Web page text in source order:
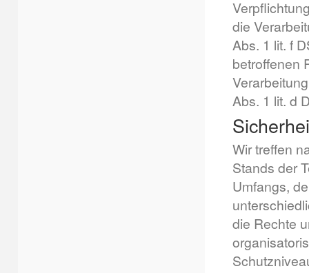
die
Abs. 1 lit. f
betroffenen
Abs. 1 lit. d
Wir treffen
Stands der
Umfangs,
die Rechte